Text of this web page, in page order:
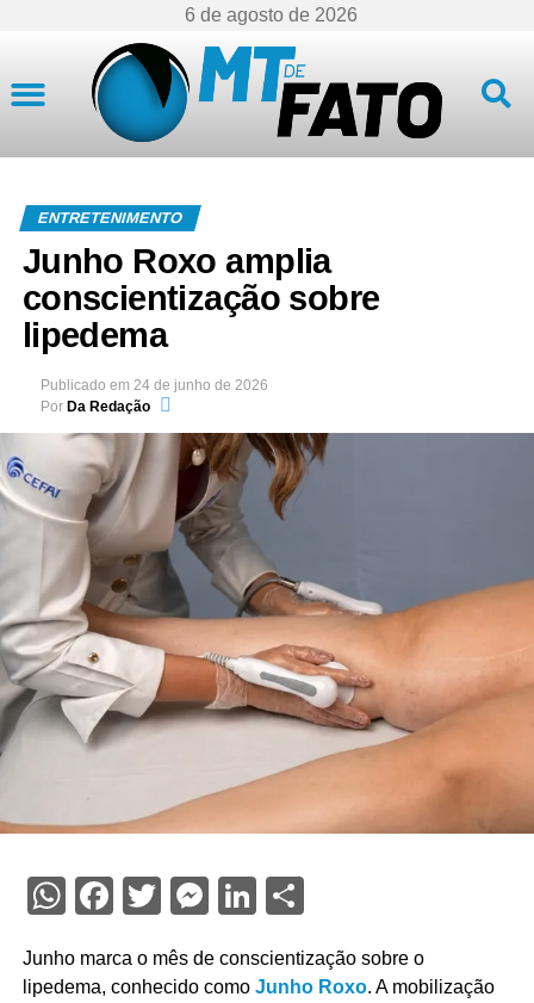
6 de agosto de 2026
ENTRETENIMENTO
Junho Roxo amplia
conscientização sobre
lipedema
Publicado em 24 de junho de 2026
Por Da Redação
WhatsApp
Facebook
Twitter
Messenger
LinkedIn
Share
Junho marca o mês de conscientização sobre o
lipedema, conhecido como Junho Roxo. A mobilização